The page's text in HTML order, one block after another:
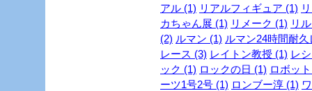
アル (1) リアルフィギュア (1)
カちゃん展 (1) リメーク (1) リ
(2) ルマン (1) ルマン24時間耐
レース (3) レイトン教授 (1) レ
ック (1) ロックの日 (1) ロボッ
ーツ1号2号 (1) ロンブー淳 (1)